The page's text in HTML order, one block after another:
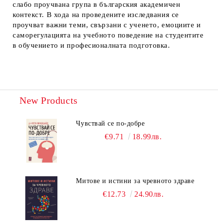
слабо проучвана група в българския академичен
контекст. В хода на проведените изследвания се
проучват важни теми, свързани с ученето, емоциите и
саморегулацията на учебното поведение на студентите
в обучението и професионалната подготовка.
New Products
Чувствай се по-добре
€9.71 18.99лв.
Митове и истини за чревното здраве
€12.73 24.90лв.